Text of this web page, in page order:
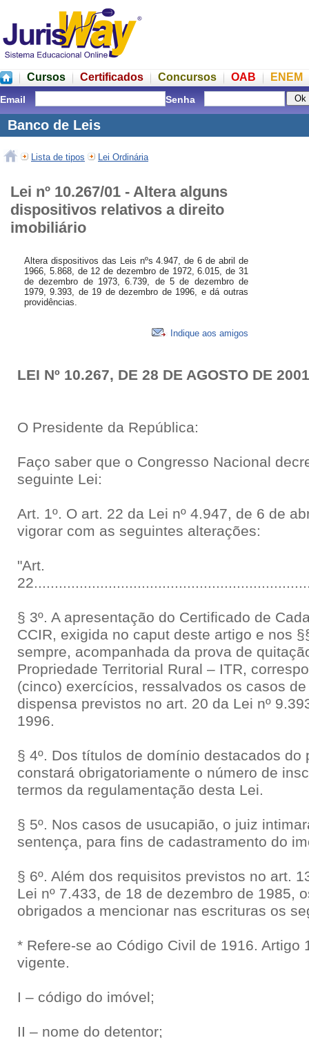
Cursos Certificados Concursos OAB ENEM
Email Senha
Banco de Leis
Lista de tipos Lei Ordinária
Lei nº 10.267/01 - Altera alguns
dispositivos relativos a direito
imobiliário
Altera dispositivos das Leis nºs 4.947, de 6 de abril de
1966, 5.868, de 12 de dezembro de 1972, 6.015, de 31
de dezembro de 1973, 6.739, de 5 de dezembro de
1979, 9.393, de 19 de dezembro de 1996, e dá outras
providências.
Indique aos amigos
LEI Nº 10.267, DE 28 DE AGOSTO DE 2001
O Presidente da República:
Faço saber que o Congresso Nacional
seguinte Lei:
Art. 1º. O art. 22 da Lei nº 4.947, de 6 de
vigorar com as seguintes alterações:
"Art.
§ 3º. A apresentação do Certificado de
CCIR, exigida no caput deste artigo e nos
sempre, acompanhada da prova de
Propriedade Territorial Rural – ITR,
(cinco) exercícios, ressalvados os casos
dispensa previstos no art. 20 da Lei nº
1996.
§ 4º. Dos títulos de domínio destacados do
constará obrigatoriamente o número de
termos da regulamentação desta Lei.
§ 5º. Nos casos de usucapião, o juiz
sentença, para fins de cadastramento do
§ 6º. Além dos requisitos previstos no art.
Lei nº 7.433, de 18 de dezembro de 1985,
obrigados a mencionar nas escrituras os
* Refere-se ao Código Civil de 1916. Artigo
vigente.
I – código do imóvel;
II – nome do detentor;